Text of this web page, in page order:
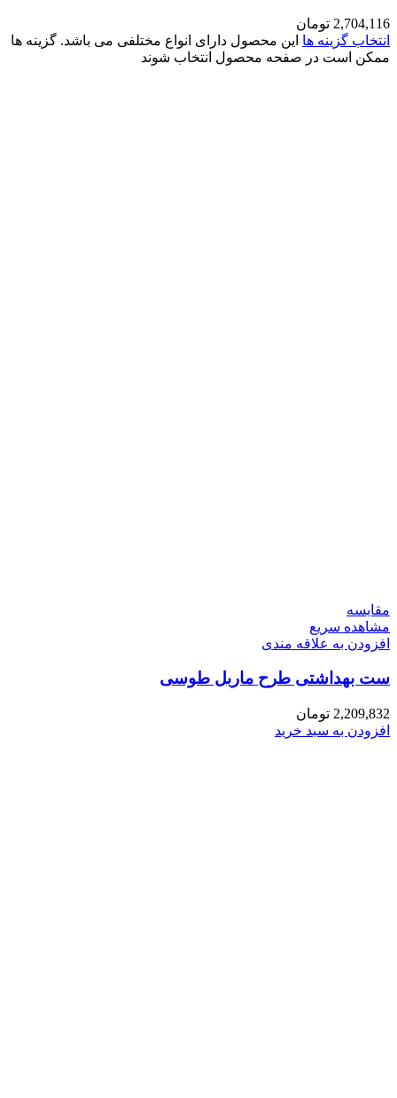
2,704,116 تومان
انتخاب گزینه ها این محصول دارای انواع مختلفی می باشد. گزینه ها
ممکن است در صفحه محصول انتخاب شوند
مقایسه
مشاهده سریع
افزودن به علاقه مندی
ست بهداشتی طرح ماربل طوسی
2,209,832 تومان
افزودن به سبد خرید